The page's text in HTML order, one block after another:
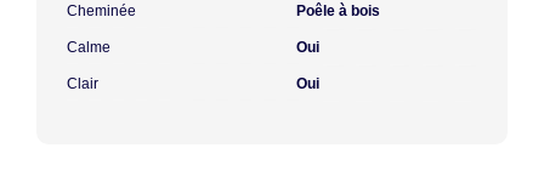
Cheminée Poêle à bois
Calme Oui
Clair Oui